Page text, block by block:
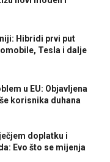
Hibridi prvi put
Tesla i dalje
u EU: Objavljena
korisnika duhana
doplatku i
Evo što se mijenja